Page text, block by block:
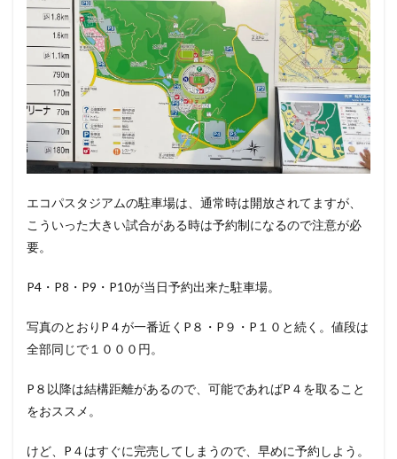
エコパスタジアムの駐車場は、通常時は開放されてますが、
こういった大きい試合がある時は予約制になるので注意が必
要。
P4・P8・P9・P10が当日予約出来た駐車場。
写真のとおりP４が一番近くP８・P９・P１０と続く。値段は
全部同じで１０００円。
P８以降は結構距離があるので、可能であればP４を取ること
をおススメ。
けど、P４はすぐに完売してしまうので、早めに予約しよう。